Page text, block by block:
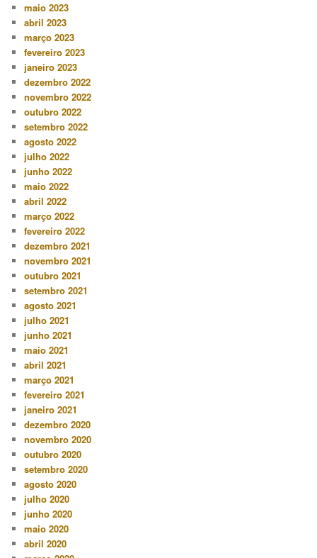
maio 2023
abril 2023
março 2023
fevereiro 2023
janeiro 2023
dezembro 2022
novembro 2022
outubro 2022
setembro 2022
agosto 2022
julho 2022
junho 2022
maio 2022
abril 2022
março 2022
fevereiro 2022
dezembro 2021
novembro 2021
outubro 2021
setembro 2021
agosto 2021
julho 2021
junho 2021
maio 2021
abril 2021
março 2021
fevereiro 2021
janeiro 2021
dezembro 2020
novembro 2020
outubro 2020
setembro 2020
agosto 2020
julho 2020
junho 2020
maio 2020
abril 2020